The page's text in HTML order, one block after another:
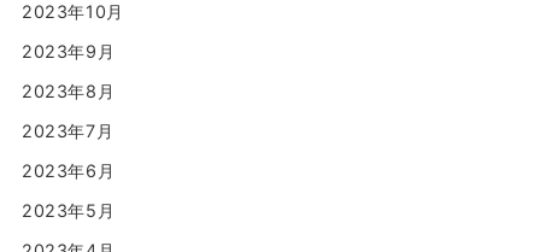
2023年10月
2023年9月
2023年8月
2023年7月
2023年6月
2023年5月